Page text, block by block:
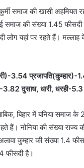
कुर्मी समाज की खासी अहमियत
समाज की संख्या 1.45 फीसदी
यहां पर रहते हैं। मल्लाह
3.54 प्रजापति(कु्म्हार)-
दुसाध, धारी, धरही-5.3
बिहार में बनिया समाज के
हैं। नोनिया की संख्या
कुम्हार की संख्या 1.4
फीसदी है।